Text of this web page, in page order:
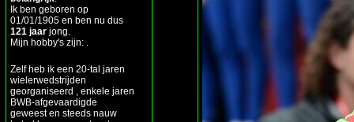
Ik ben geboren op
01/01/1905 en ben nu dus
121 jaar jong.
Mijn hobby's zijn: .
Zelf heb ik een 20-tal jaren
wielerwedstrijden
georganiseerd , enkele jaren
BWB-afgevaardigde
geweest en steeds nauw